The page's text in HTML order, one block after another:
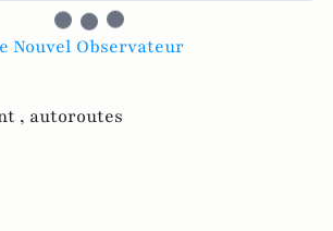
Nouvel Observateur
, autoroutes